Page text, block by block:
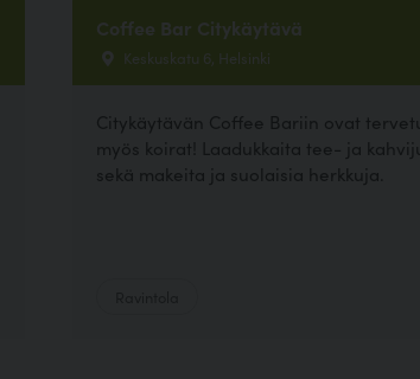
Coffee Bar Citykäytävä
Keskuskatu 6, Helsinki
Citykäytävän Coffee Bariin ovat
myös koirat! Laadukkaita tee- ja
sekä makeita ja suolaisia herkkuja.